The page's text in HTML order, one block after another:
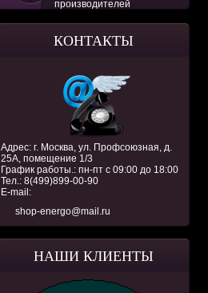
производителей
КОНТАКТЫ
Адрес: г. Москва, ул. Профсоюзная, д.
25А, помещение 1/3
График работы.: пн-пт с 09:00 до 18:00
Тел.: 8(499)899-00-90
E-mail:
shop-energo@mail.ru
НАШИ КЛИЕНТЫ